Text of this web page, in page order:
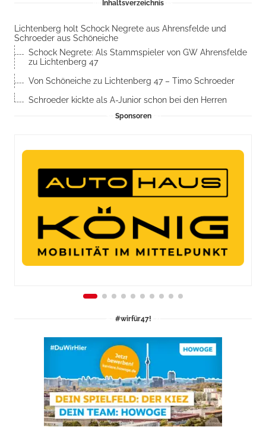
Inhaltsverzeichnis
Lichtenberg holt Schock Negrete aus Ahrensfelde und
Schroeder aus Schöneiche
Schock Negrete: Als Stammspieler von GW Ahrensfelde
zu Lichtenberg 47
Von Schöneiche zu Lichtenberg 47 – Timo Schroeder
Schroeder kickte als A-Junior schon bei den Herren
Sponsoren
#wirfür47!